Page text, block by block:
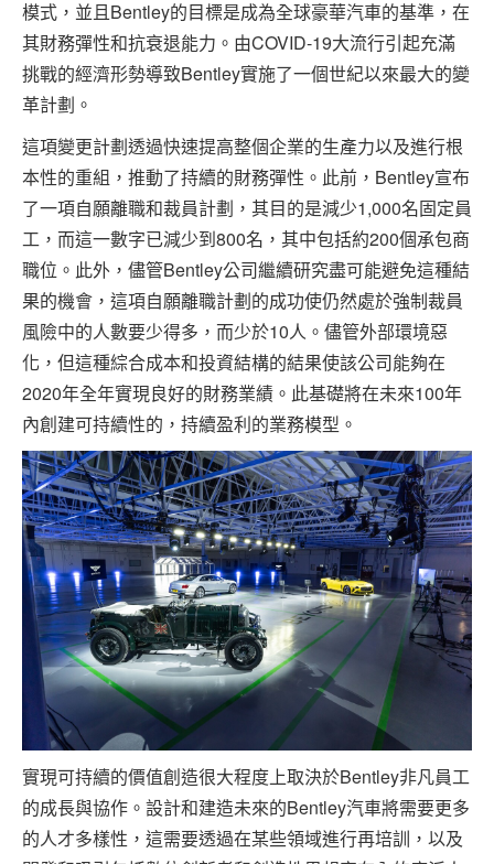
模式，並且Bentley的目標是成為全球豪華汽車的基準，在
其財務彈性和抗衰退能力。由COVID-19大流行引起充滿
挑戰的經濟形勢導致Bentley實施了一個世紀以來最大的變
革計劃。
這項變更計劃透過快速提高整個企業的生產力以及進行根
本性的重組，推動了持續的財務彈性。此前，Bentley宣布
了一項自願離職和裁員計劃，其目的是減少1,000名固定員
工，而這一數字已減少到800名，其中包括約200個承包商
職位。此外，儘管Bentley公司繼續研究盡可能避免這種結
果的機會，這項自願離職計劃的成功使仍然處於強制裁員
風險中的人數要少得多，而少於10人。儘管外部環境惡
化，但這種綜合成本和投資結構的結果使該公司能夠在
2020年全年實現良好的財務業績。此基礎將在未來100年
內創建可持續性的，持續盈利的業務模型。
實現可持續的價值創造很大程度上取決於Bentley非凡員工
的成長與協作。設計和建造未來的Bentley汽車將需要更多
的人才多樣性，這需要透過在某些領域進行再培訓，以及